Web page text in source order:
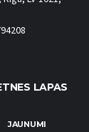
LAPAS
JAUNUMI